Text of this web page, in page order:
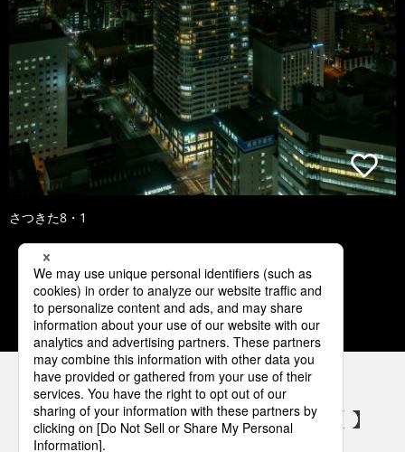
さつきた8・1
1 2 3 4 5
パナソニックの電気設備 SNSアカウント